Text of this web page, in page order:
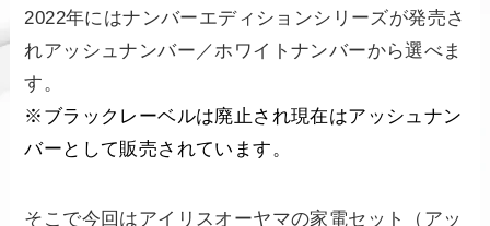
2022年にはナンバーエディションシリーズが発売さ
れアッシュナンバー／ホワイトナンバーから選べま
す。
※ブラックレーベルは廃止され現在はアッシュナン
バーとして販売されています。
そこで今回はアイリスオーヤマの家電セット（アッ